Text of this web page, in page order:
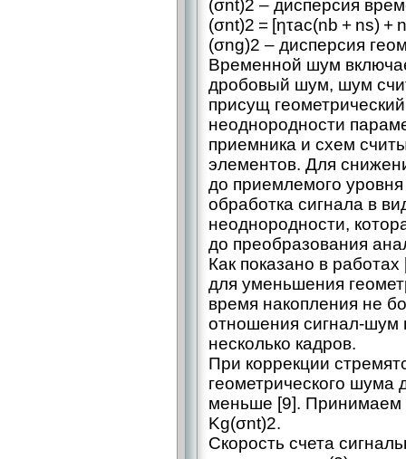
(σnt)2 – дисперсия
(σnt)2 = [ητac(nb + ns) +
(σng)2 – дисперсия
Временной шум
дробовый шум, шум
присущ
неоднородности
приемника и схем
элементов. Для
до приемлемого
обработка сигнала в
неоднородности,
до преобразования
Как показано в
для уменьшения
время накопления не
отношения сигнал-шум
несколько кадров.
При коррекции
геометрического шума
меньше [9]. Принимаем
Kg(σnt)2.
Скорость счета